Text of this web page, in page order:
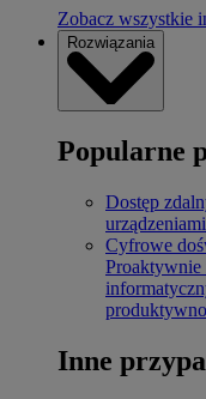
Zobacz wszystkie
Rozwiązania
Popularne
Dostęp
Cyfrowe
Inne